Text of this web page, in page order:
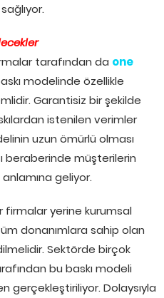
tarafından da one
modelinde özellikle
Garantisiz bir şekilde
istenilen verimler
uzun ömürlü olması
beraberinde müşterilerin
geliyor.
yerine kurumsal
donanımlara sahip olan
Sektörde birçok
bu baskı modeli
gerçekleştiriliyor. Dolaysıyla